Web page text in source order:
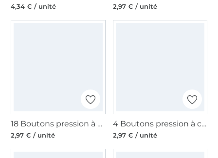
4,34 € / unité 2,97 € / unité
18 Boutons pression à coudre 8,5 mm, blanc
2,97 € / unité
4 Boutons pression à coudre 25 mm, anthracite
2,97 € / unité